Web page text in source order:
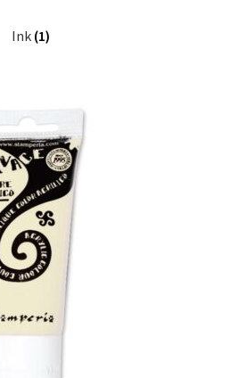
Ink (1)